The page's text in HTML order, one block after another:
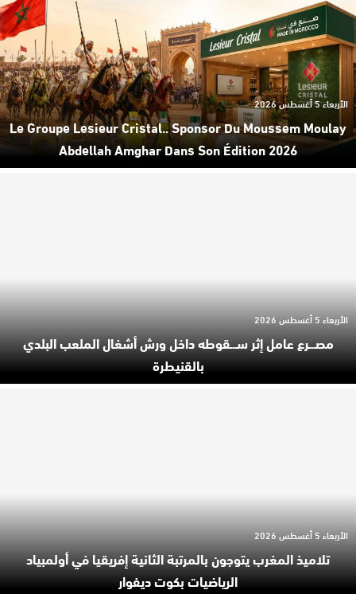
Le Groupe Lesieur Cristal.. Sponsor Du Moussem Moulay
Abdellah Amghar Dans Son Édition 2026
الأربعاء 5 أغسطس 2026
مصـ.ـرع عامل إثر سـ.ـقوطه داخل ورش أشغال الملعب البلدي
بالقنيطرة
الأربعاء 5 أغسطس 2026
تلاميذ المغرب يتوجون بالمرتبة الثانية إفريقيا في أولمبياد
الرياضيات بكوت ديفوار
الأربعاء 5 أغسطس 2026